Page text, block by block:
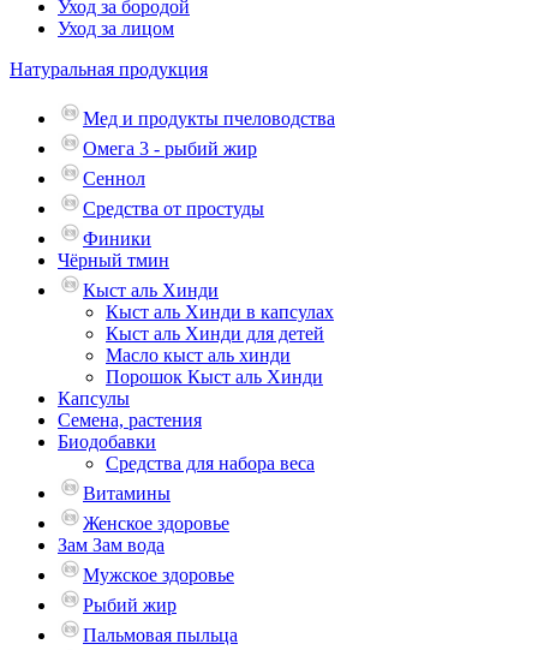
Уход за бородой
Уход за лицом
Натуральная продукция
Мед и продукты пчеловодства
Омега 3 - рыбий жир
Сеннол
Средства от простуды
Финики
Чёрный тмин
Кыст аль Хинди
Кыст аль Хинди в капсулах
Кыст аль Хинди для детей
Масло кыст аль хинди
Порошок Кыст аль Хинди
Капсулы
Семена, растения
Биодобавки
Средства для набора веса
Витамины
Женское здоровье
Зам Зам вода
Мужское здоровье
Рыбий жир
Пальмовая пыльца